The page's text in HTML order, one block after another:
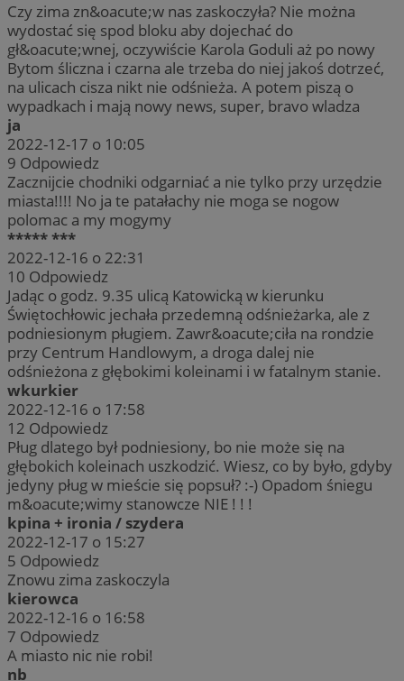
Czy zima zn&oacute;w nas zaskoczyła? Nie można
wydostać się spod bloku aby dojechać do
gł&oacute;wnej, oczywiście Karola Goduli aż po nowy
Bytom śliczna i czarna ale trzeba do niej jakoś dotrzeć,
na ulicach cisza nikt nie odśnieża. A potem piszą o
wypadkach i mają nowy news, super, bravo wladza
ja
2022-12-17 o 10:05
9 Odpowiedz
Zacznijcie chodniki odgarniać a nie tylko przy urzędzie
miasta!!!! No ja te patałachy nie moga se nogow
polomac a my mogymy
***** ***
2022-12-16 o 22:31
10 Odpowiedz
Jadąc o godz. 9.35 ulicą Katowicką w kierunku
Świętochłowic jechała przedemną odśnieżarka, ale z
podniesionym pługiem. Zawr&oacute;ciła na rondzie
przy Centrum Handlowym, a droga dalej nie
odśnieżona z głębokimi koleinami i w fatalnym stanie.
wkurkier
2022-12-16 o 17:58
12 Odpowiedz
Pług dlatego był podniesiony, bo nie może się na
głębokich koleinach uszkodzić. Wiesz, co by było, gdyby
jedyny pług w mieście się popsuł? :-) Opadom śniegu
m&oacute;wimy stanowcze NIE ! ! !
kpina + ironia / szydera
2022-12-17 o 15:27
5 Odpowiedz
Znowu zima zaskoczyla
kierowca
2022-12-16 o 16:58
7 Odpowiedz
A miasto nic nie robi!
nb